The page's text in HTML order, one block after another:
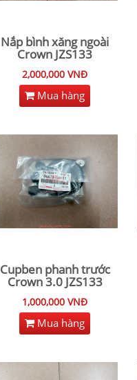
Nắp bình xăng ngoài
Crown JZS133
2,000,000 VNĐ
Mua hàng
Cupben phanh trước
Crown 3.0 JZS133
1,000,000 VNĐ
Mua hàng